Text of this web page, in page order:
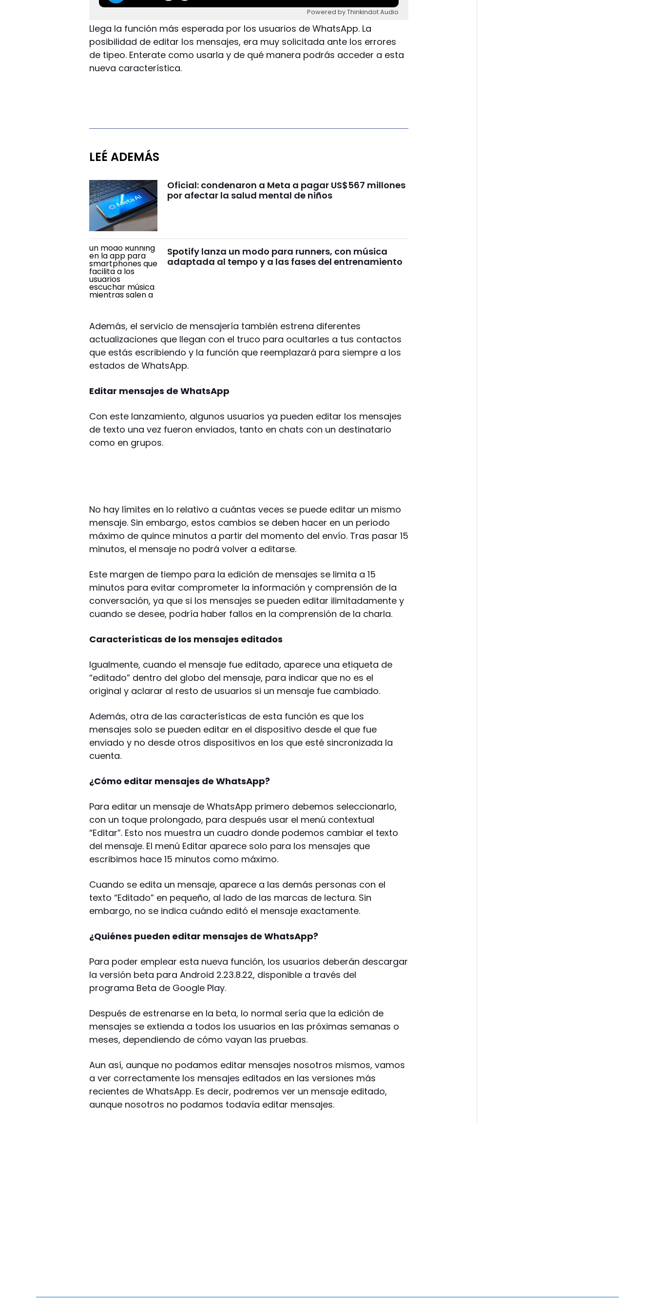
Powered by Thinkindot Audio
Llega la función más esperada por los usuarios de WhatsApp. La
posibilidad de editar los mensajes, era muy solicitada ante los errores
de tipeo. Enterate como usarla y de qué manera podrás acceder a esta
nueva característica.
LEÉ ADEMÁS
Oficial: condenaron a Meta a pagar US$567 millones
por afectar la salud mental de niños
Spotify lanza un modo para runners, con música
adaptada al tempo y a las fases del entrenamiento
Además, el servicio de mensajería también estrena diferentes
actualizaciones que llegan con el truco para ocultarles a tus contactos
que estás escribiendo y la función que reemplazará para siempre a los
estados de WhatsApp.
Editar mensajes de WhatsApp
Con este lanzamiento, algunos usuarios ya pueden editar los mensajes
de texto una vez fueron enviados, tanto en chats con un destinatario
como en grupos.
No hay límites en lo relativo a cuántas veces se puede editar un mismo
mensaje. Sin embargo, estos cambios se deben hacer en un periodo
máximo de quince minutos a partir del momento del envío. Tras pasar 15
minutos, el mensaje no podrá volver a editarse.
Este margen de tiempo para la edición de mensajes se limita a 15
minutos para evitar comprometer la información y comprensión de la
conversación, ya que si los mensajes se pueden editar ilimitadamente y
cuando se desee, podría haber fallos en la comprensión de la charla.
Características de los mensajes editados
Igualmente, cuando el mensaje fue editado, aparece una etiqueta de
“editado” dentro del globo del mensaje, para indicar que no es el
original y aclarar al resto de usuarios si un mensaje fue cambiado.
Además, otra de las características de esta función es que los
mensajes solo se pueden editar en el dispositivo desde el que fue
enviado y no desde otros dispositivos en los que esté sincronizada la
cuenta.
¿Cómo editar mensajes de WhatsApp?
Para editar un mensaje de WhatsApp primero debemos seleccionarlo,
con un toque prolongado, para después usar el menú contextual
“Editar”. Esto nos muestra un cuadro donde podemos cambiar el texto
del mensaje. El menú Editar aparece solo para los mensajes que
escribimos hace 15 minutos como máximo.
Cuando se edita un mensaje, aparece a las demás personas con el
texto “Editado” en pequeño, al lado de las marcas de lectura. Sin
embargo, no se indica cuándo editó el mensaje exactamente.
¿Quiénes pueden editar mensajes de WhatsApp?
Para poder emplear esta nueva función, los usuarios deberán descargar
la versión beta para Android 2.23.8.22, disponible a través del
programa Beta de Google Play.
Después de estrenarse en la beta, lo normal sería que la edición de
mensajes se extienda a todos los usuarios en las próximas semanas o
meses, dependiendo de cómo vayan las pruebas.
Aun así, aunque no podamos editar mensajes nosotros mismos, vamos
a ver correctamente los mensajes editados en las versiones más
recientes de WhatsApp. Es decir, podremos ver un mensaje editado,
aunque nosotros no podamos todavía editar mensajes.